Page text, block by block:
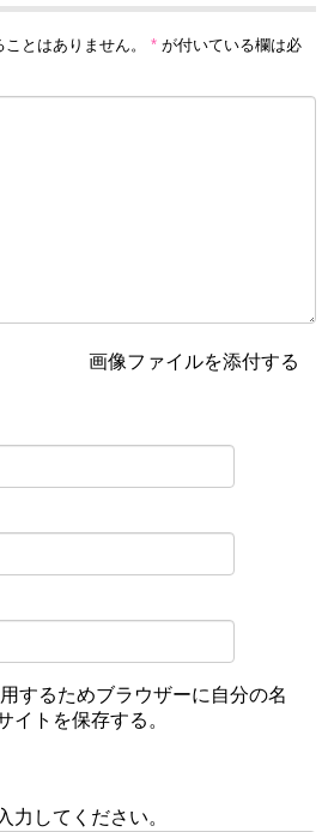
とはありません。 * が付いている欄は必
画像ファイルを添付する
するためブラウザーに自分の名
イトを保存する。
力してください。